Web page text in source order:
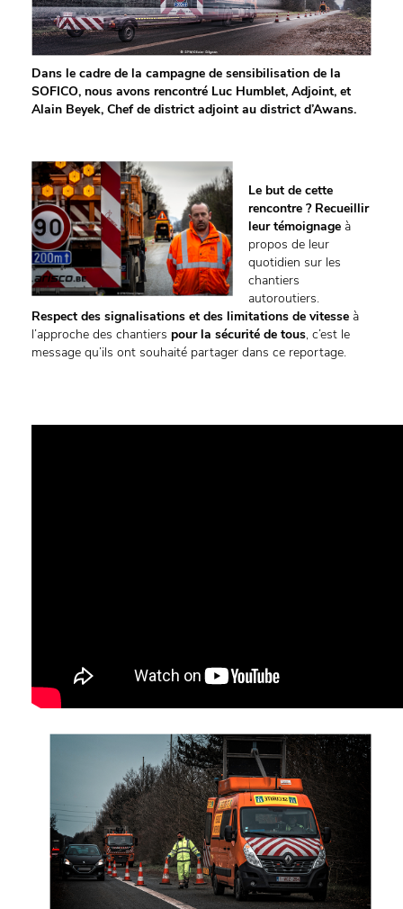
Dans le cadre de la campagne de sensibilisation de la
SOFICO, nous avons rencontré Luc Humblet, Adjoint, et
Alain Beyek, Chef de district adjoint au district d’Awans.
Le but de cette
rencontre ? Recueillir
leur témoignage à
propos de leur
quotidien sur les
chantiers
autoroutiers.
Respect des signalisations et des limitations de vitesse à
l’approche des chantiers pour la sécurité de tous, c’est le
message qu’ils ont souhaité partager dans ce reportage.